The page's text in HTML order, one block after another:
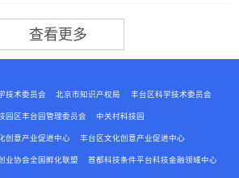
6.法人营业执照；7.法人授权委托书、身份证
要求在规定时间内积极组织申报，申报复审
报意见书至我会，现将有关事项通知如下:一.
创建活动办公室联合高企协共同开展诚信创
企业创建工作，受理企业申报、建立企业信
价、开展诚信宣传教育、实施行业动态管理
；（二）在北京市工商行政管理部门依法注
，简称“科创30条”。依据新政，北京将在“三
限赋权和下放，并把北京经济技术开发区试点
广至“三城一区”；将创新职称评价方式，推
科研人员因公出国审查、审批、备案等工作
加强京津冀科技计划合作，支持京港澳创新
技术委员会 北京市知识产权局 丰台区科学技术委员会
园区丰台园管理委员会 中关村科技园
创意产业促进中心 丰台区文化创意产业促进中心
业协会全国孵化联盟 首都科技条件平台科技金融领域中心